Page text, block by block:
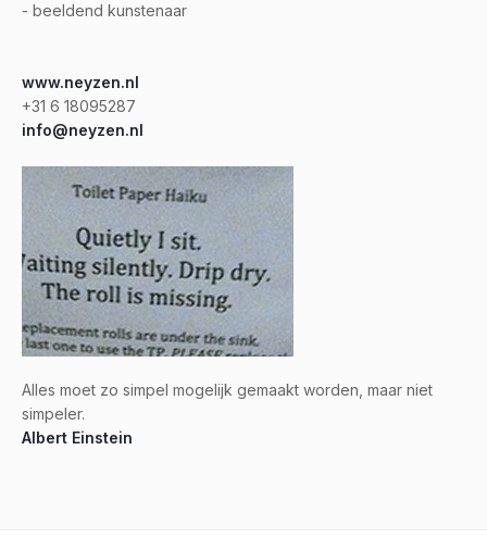
- beeldend kunstenaar
www.neyzen.nl
+31 6 18095287
info@neyzen.nl
Alles moet zo simpel mogelijk gemaakt worden, maar niet
simpeler.
Albert Einstein